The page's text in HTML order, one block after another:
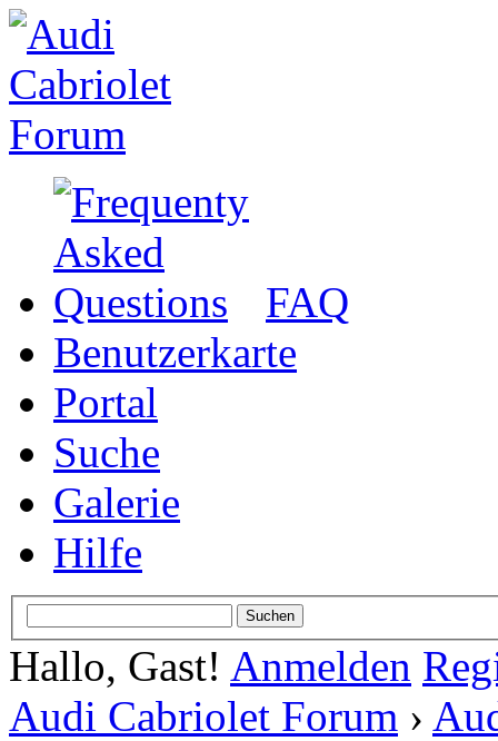
FAQ
Benutzerkarte
Portal
Suche
Galerie
Hilfe
Hallo, Gast! Anmelden
Audi Cabriolet Forum ›